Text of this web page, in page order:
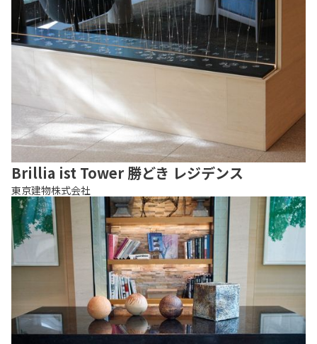
Brillia ist Tower 勝どき レジデンス
東京建物株式会社